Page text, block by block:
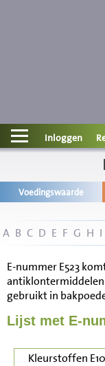
Contact
Disclaimer
Inloggen
Voedingswaarde
A B C D E F G H I
E-nummer E523
antiklontermiddelen
gebruikt in
Lijst met E-
Kleurstoffen